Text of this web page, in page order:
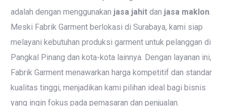
adalah dengan menggunakan jasa jahit dan jasa maklon.
Meski Fabrik Garment berlokasi di Surabaya, kami siap
melayani kebutuhan produksi garment untuk pelanggan di
Pangkal Pinang dan kota-kota lainnya. Dengan layanan ini,
Fabrik Garment menawarkan harga kompetitif dan standar
kualitas tinggi, menjadikan kami pilihan ideal bagi bisnis
yang ingin fokus pada pemasaran dan penjualan.